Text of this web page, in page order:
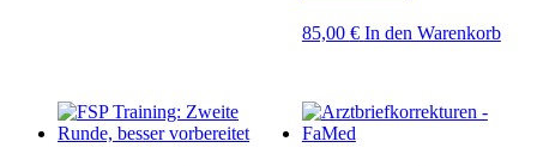
85,00 € In den Warenkorb